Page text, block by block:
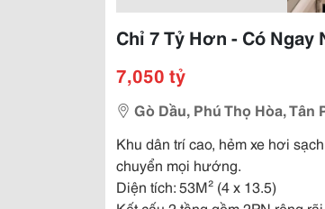
Chỉ 7 Tỷ Hơn - Có Ngay
7,050 tỷ
Gò Dầu, Phú Thọ Hòa, Tân
Khu dân trí cao, hẻm xe hơi
chuyển mọi hướng.
Diện tích: 53M² (4 x 13.5)